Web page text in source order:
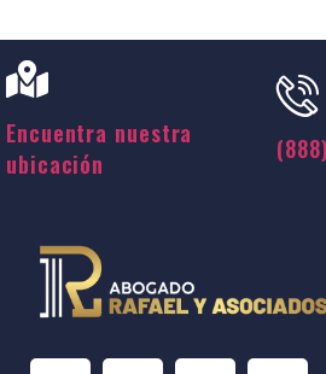
Encuentra nuestra
ubicación